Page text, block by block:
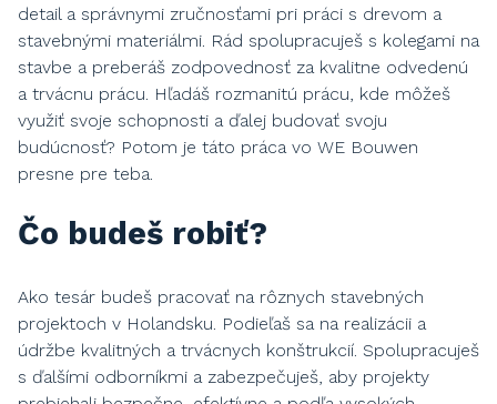
detail a správnymi zručnosťami pri práci s drevom a
stavebnými materiálmi. Rád spolupracuješ s kolegami na
stavbe a preberáš zodpovednosť za kvalitne odvedenú
a trvácnu prácu. Hľadáš rozmanitú prácu, kde môžeš
využiť svoje schopnosti a ďalej budovať svoju
budúcnosť? Potom je táto práca vo WE Bouwen
presne pre teba.
Čo budeš robiť?
Ako tesár budeš pracovať na rôznych stavebných
projektoch v Holandsku. Podieľaš sa na realizácii a
údržbe kvalitných a trvácnych konštrukcií. Spolupracuješ
s ďalšími odborníkmi a zabezpečuješ, aby projekty